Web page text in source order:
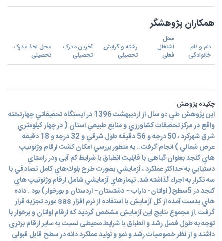
همکاران پژوهشگر
نام و نام
خانوادگی
محل
اشتغال
فعلی
رشته و گرایش
تحصیلی
آخرین مدرک
تحصیلی
محل اخذ مدرک
تحصیلی
چکیده پژوهش
اين پژوهش طي دو سال از اردیبهشت 1396 در ايستگاه تحقيقاتي چهارتخته
واقع در مركز تحقيقات كشاورزي و منابع طبيعي استان ( در چهار كيلومتري
شرق شهركرد ، 50 درجه و 56 دقيقه طول شرقي و 32 درجه و 18 دقيقه
عرض شمالي ) انجام گرفت.. به منظور بررسي امکان کشت ارقام وژنوتيپ
هاي کنجد بعنوان گیاهی با قابلیت انطباق با شرایط کم آبی ودر راستاي
دستيابي به حداكثر عملكرد ، آزمايشي بصورت طرح بلوك‌هاي كامل تصادفي با
سه تكرار به اجراء گذاشته شد. تيمارهاي آزمايشي شامل ارقام وژنوتيپ هاي
کنجد در 5سطح( اولتان- داراب – دشتستان– اردستان و بورخوار) بود . داده
هاي بدست آمده از كل آزمايش با استفاده از نرم افزار sas مورد تجزيه قرار
گرفت .از مجموع نتایج این آزمایش مشخص گردید که ارقام اولتان و برخوار با
توجه به طول فصل رشد و انطباق با شرایط محیطی نسبت به سایر ارقام برتری
داشتد و از نظر خصوصیات رشد و نمو و تولید عملکرد دانه در سطح قابل قبولی